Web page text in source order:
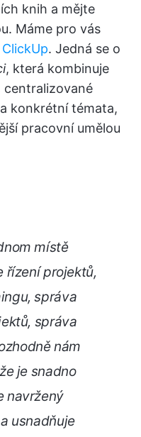
knih a mějte
Máme pro vás
ClickUp. Jedná se o
, která kombinuje
konkrétní témata,
pracovní umělou
místě
řízení projektů,
správa
správa
nám
je snadno
navržený
usnadňuje